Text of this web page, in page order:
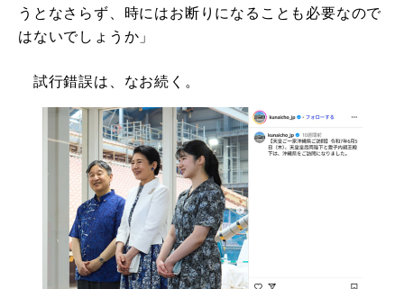
うとなさらず、時にはお断りになることも必要なので
はないでしょうか」
試行錯誤は、なお続く。